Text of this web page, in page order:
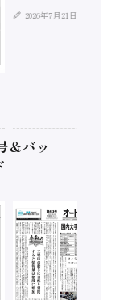
2026年7月21日
＆バッ